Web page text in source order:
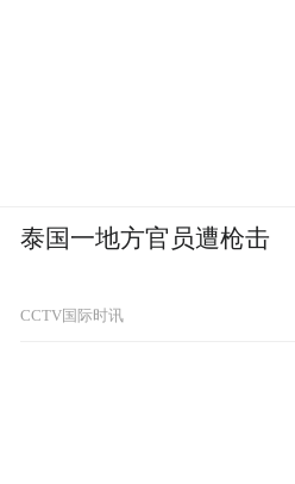
泰国一地方官员遭枪击
CCTV国际时讯